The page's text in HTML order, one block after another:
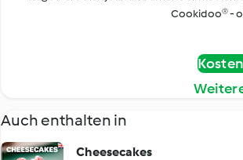
Cookidoo® -
Auch enthalten in
Cheesecakes